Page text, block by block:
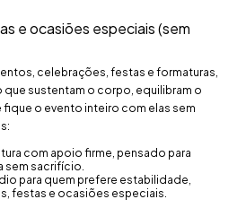
e ocasiões especiais (sem
celebrações, festas e formaturas,
sustentam o corpo, equilibram o
o evento inteiro com elas sem
com apoio firme, pensado para
sem sacrifício.
para quem prefere estabilidade,
festas e ocasiões especiais.